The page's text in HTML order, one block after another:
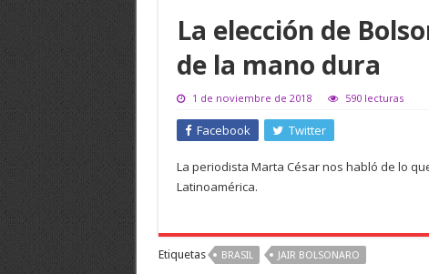
La elección de
de la mano dura
1 de noviembre de 2018 590 lecturas
Facebook Twitter
La periodista Marta César nos habló de lo
Latinoamérica.
Etiquetas BRASIL JAIR BOLSONARO